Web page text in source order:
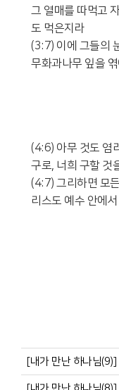
그 열매를 따먹고
도 먹은지라
(3:7) 이에 그들의
무화과나무 잎을
(4:6) 아무 것도 염
구로, 너희 구할 것
(4:7) 그리하면 모
리스도 예수 안에
[내가 만난 하나님